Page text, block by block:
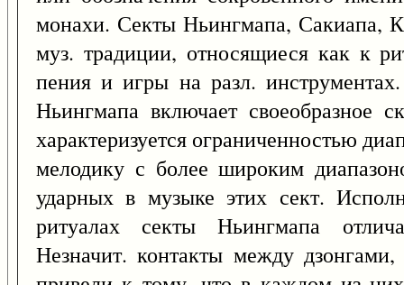
монахи. Секты Ньингмапа, Сакиапа,
муз. традиции, относящиеся как к
пения и игры на разл.
Ньингмапа включает своеобразное
характеризуется ограниченностью
мелодику с более широким
ударных в музыке этих сект.
ритуалах секты Ньингмапа
Незначит. контакты между